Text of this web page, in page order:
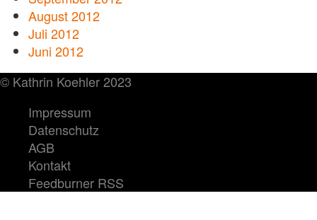
August 2012
Juli 2012
Juni 2012
© Kathrin Koehler 2023
Impressum
Datenschutz
AGB
Kontakt
Feedburner RSS